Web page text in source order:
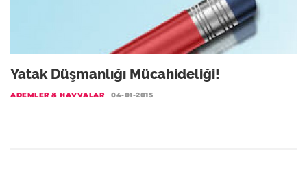
Yatak Düşmanlığı Mücahideliği!
ADEMLER & HAVVALAR 04-01-2015